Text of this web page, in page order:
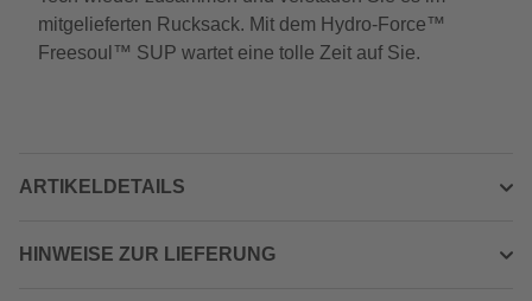
mitgelieferten Rucksack. Mit dem Hydro-Force™
Freesoul™ SUP wartet eine tolle Zeit auf Sie.
ARTIKELDETAILS
HINWEISE ZUR LIEFERUNG